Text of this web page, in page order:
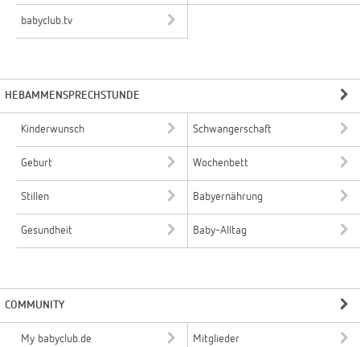
babyclub.tv
HEBAMMENSPRECHSTUNDE
Kinderwunsch Schwangerschaft
Geburt Wochenbett
Stillen Babyernährung
Gesundheit Baby-Alltag
COMMUNITY
My babyclub.de Mitglieder